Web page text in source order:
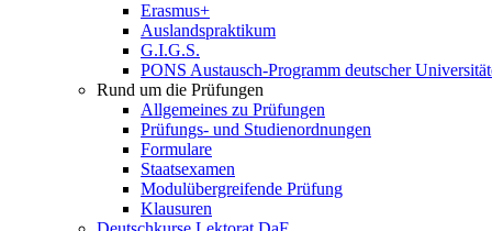
Erasmus+
Auslandspraktikum
G.I.G.S.
PONS Austausch-Programm deutscher
Rund um die Prüfungen
Allgemeines zu Prüfungen
Prüfungs- und Studienordnungen
Formulare
Staatsexamen
Modulübergreifende Prüfung
Klausuren